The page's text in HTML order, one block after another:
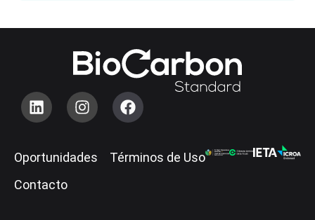
Oportunidades
Contacto
Términos de Uso